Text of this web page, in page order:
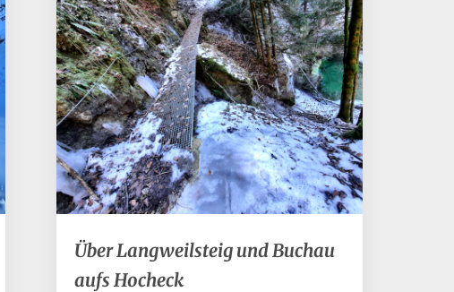
Über
Langweilsteig
und
Über Langweilsteig und Buchau
aufs Hocheck